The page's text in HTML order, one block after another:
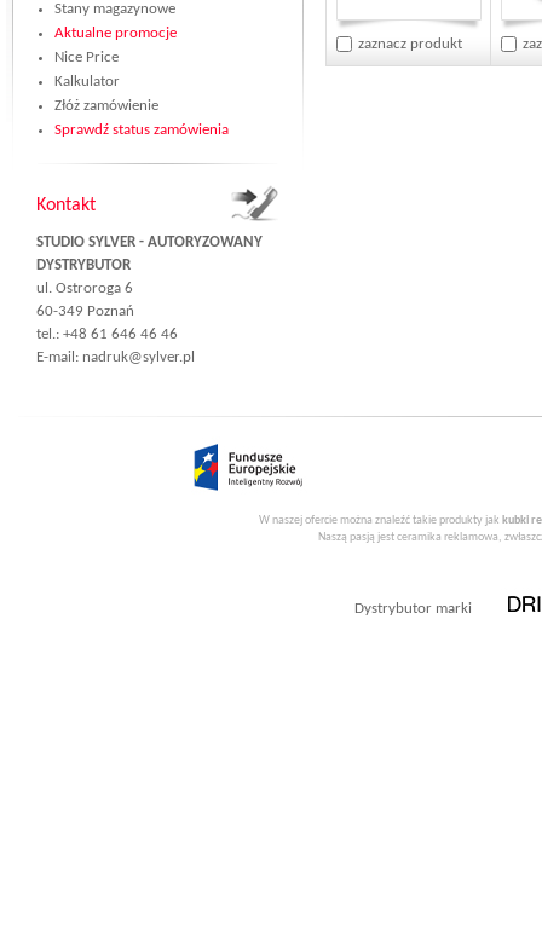
Stany magazynowe
Aktualne promocje
Nice Price
Kalkulator
Złóż zamówienie
Sprawdź status zamówienia
Kontakt
STUDIO SYLVER - AUTORYZOWANY
DYSTRYBUTOR
ul. Ostroroga 6
60-349 Poznań
tel.: +48 61 646 46 46
E-mail: nadruk@sylver.pl
zaznacz produkt
W naszej ofercie można znaleźć takie produkty jak kubki
Naszą pasją jest ceramika reklamowa,
Dystrybutor marki